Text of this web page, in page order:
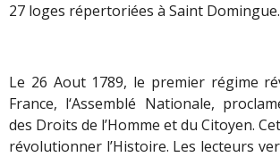
27 loges répertoriées à Saint Domingue.
Le 26 Aout 1789, le premier régime
France, l‘Assemblé Nationale,
des Droits de l’Homme et du Citoyen.
révolutionner l’Histoire. Les lecteurs